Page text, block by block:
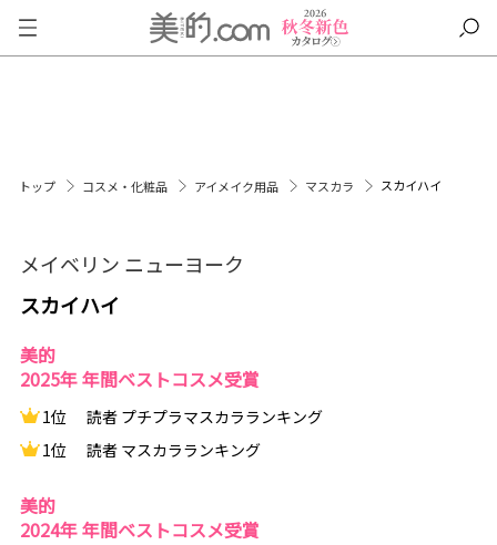
トップ コスメ・化粧品 アイメイク用品 マスカラ スカイハイ
メイベリン ニューヨーク
スカイハイ
美的
2025年 年間ベストコスメ受賞
1位
読者 プチプラマスカラランキング
1位
読者 マスカラランキング
美的
2024年 年間ベストコスメ受賞